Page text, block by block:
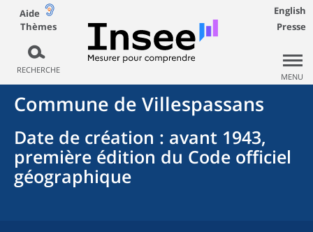
Aide
Thèmes
RECHERCHE
English
Presse
MENU
Commune de Villespassans
Date de création : avant 1943,
première édition du Code officiel
géographique